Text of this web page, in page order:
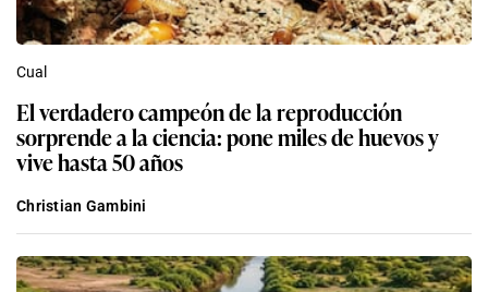
Cual
El verdadero campeón de la reproducción
sorprende a la ciencia: pone miles de huevos y
vive hasta 50 años
Christian Gambini